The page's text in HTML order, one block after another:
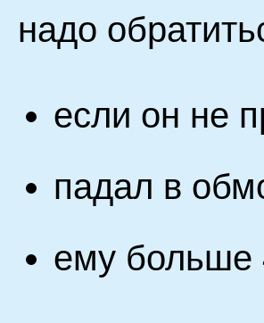
надо
если он не
падал в
ему больше